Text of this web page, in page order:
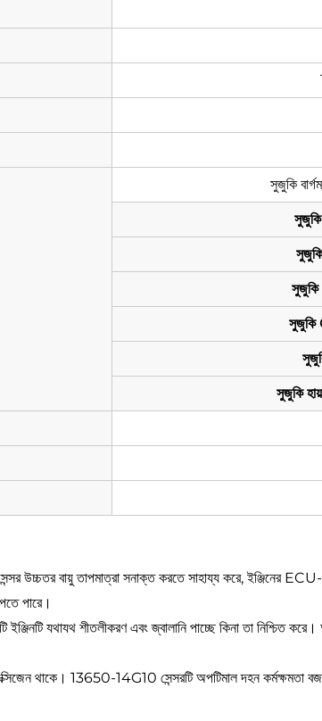
সুজুকি
সুজুকি
উচ্চতর বায়ু তাপমাত্রা সনাক্ত করতে সাহায্য করে, ইঞ্জিনের
পারে।
ইঞ্জিনটি যথাযথ শীতলীকরণ এবং জ্বালানি পাচ্ছে কিনা তা নিশ্চিত
থাকে। 13650-14G10 সেন্সরটি অপটিমাল দহন কর্মক্ষমতা